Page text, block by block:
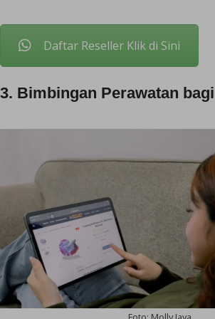
Daftar Reseller Klik di Sini
3. Bimbingan Perawatan